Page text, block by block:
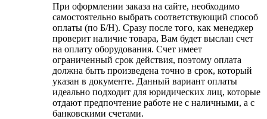
При оформлении заказа на сайте, необходимо
самостоятельно выбрать соответствующий способ
оплаты (по Б/Н). Сразу после того, как менеджер
проверит наличие товара, Вам будет выслан счет
на оплату оборудования. Счет имеет
ограниченный срок действия, поэтому оплата
должна быть произведена точно в срок, который
указан в документе. Данный вариант оплаты
идеально подходит для юридических лиц, которые
отдают предпочтение работе не с наличными, а с
банковскими счетами.